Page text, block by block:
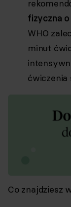
fizyczna
WHO
minut
ćwiczenia
Co znajdziesz